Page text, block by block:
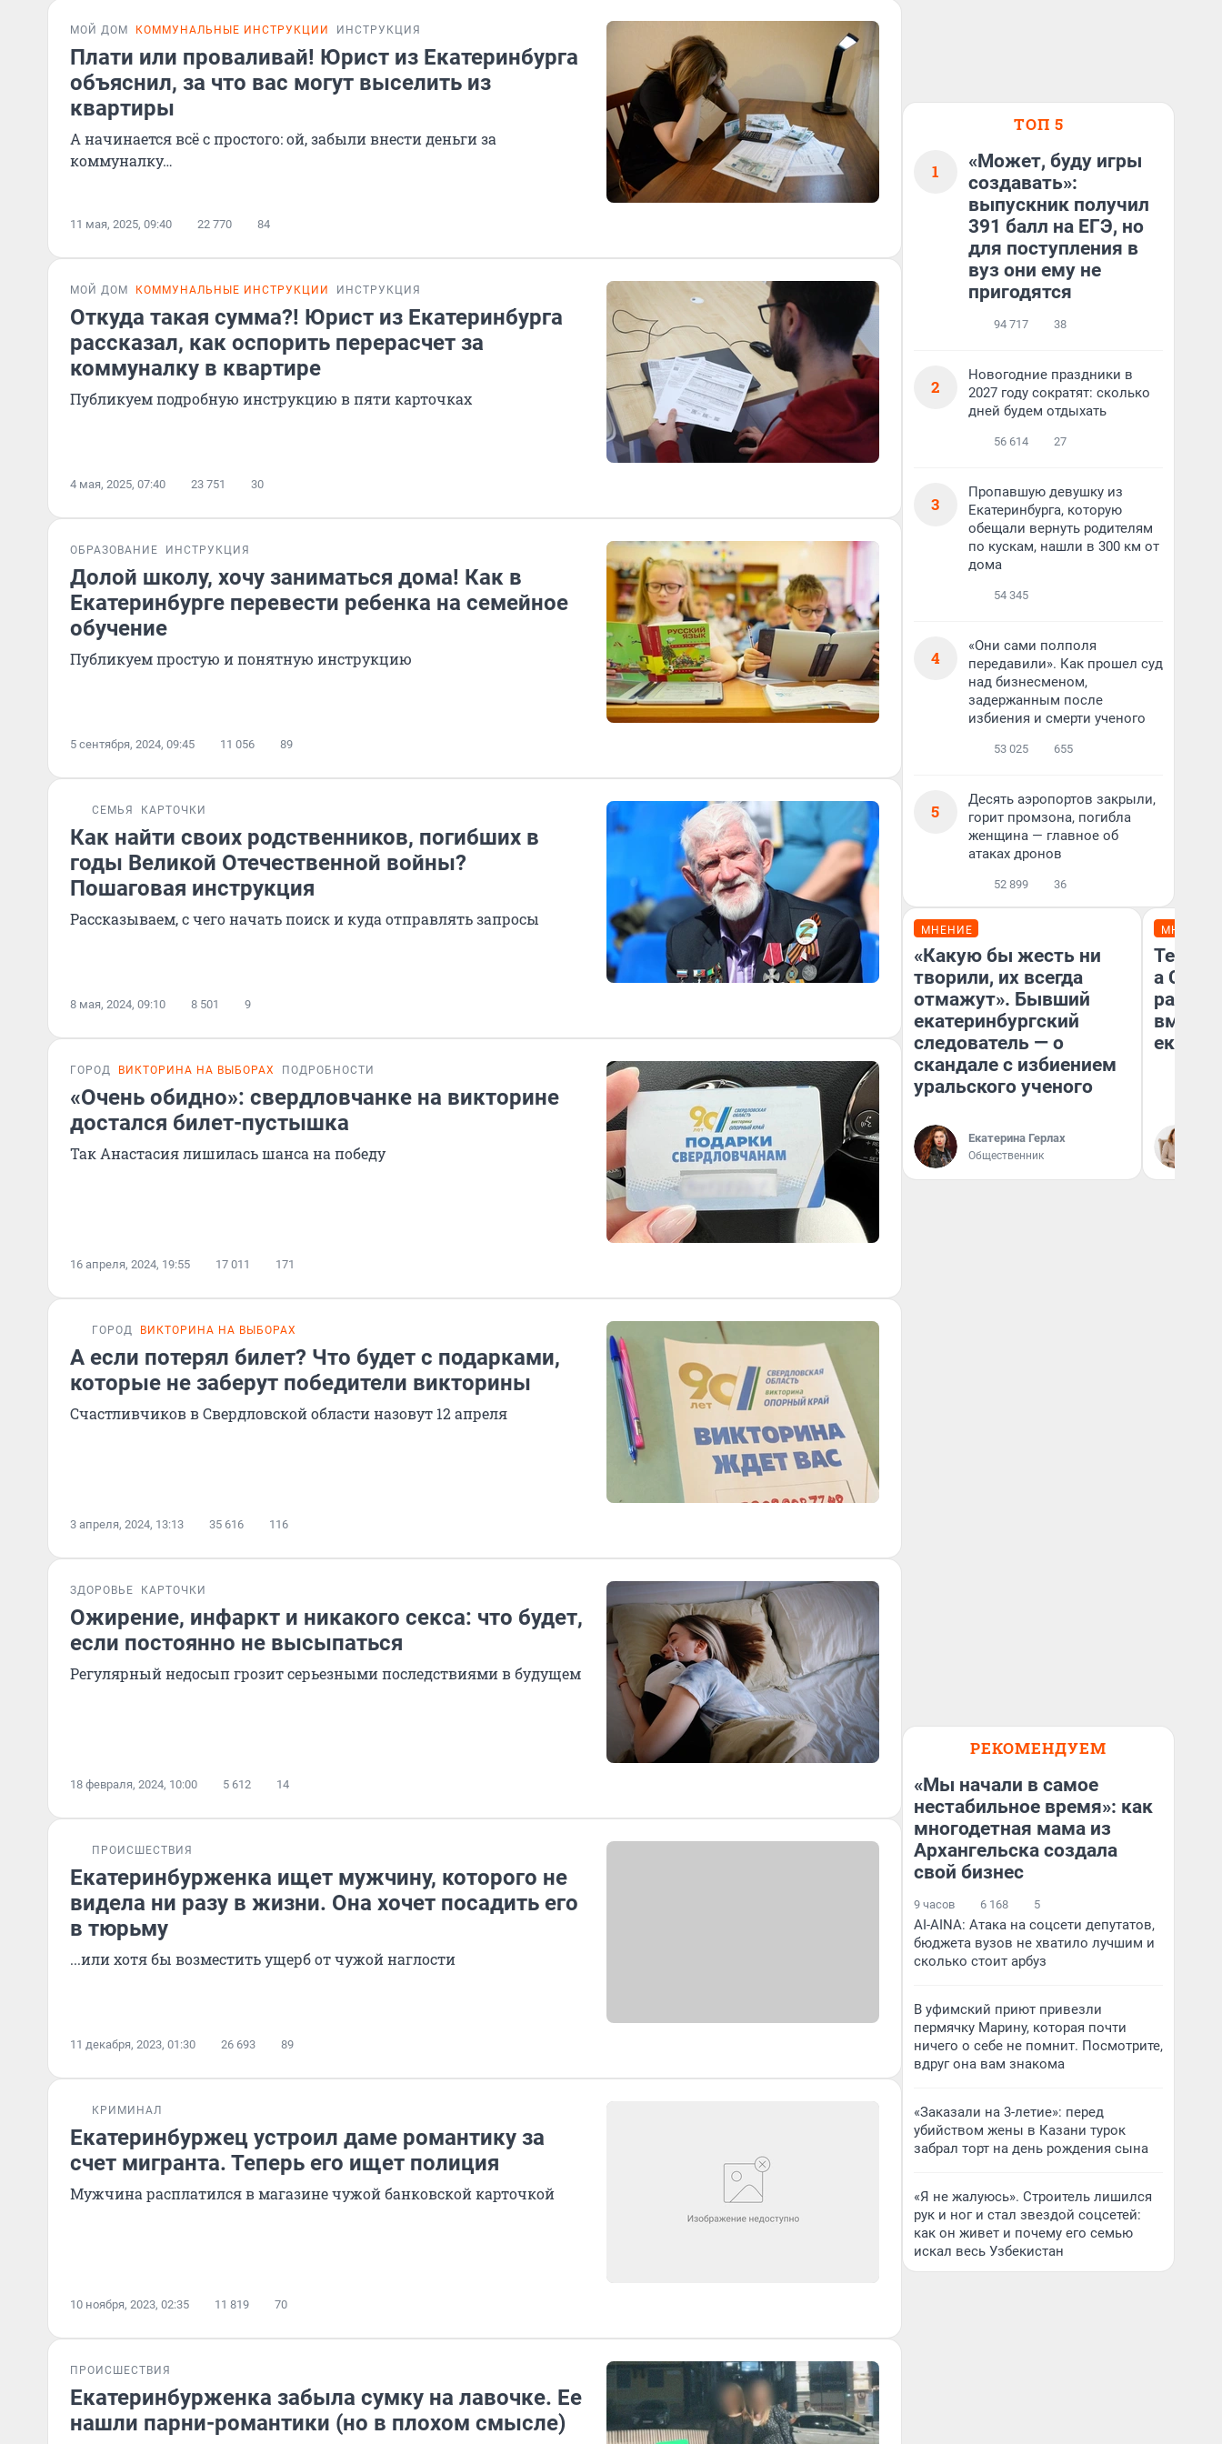
МОЙ ДОМ КОММУНАЛЬНЫЕ ИНСТРУКЦИИ ИНСТРУКЦИЯ
Плати или проваливай! Юрист из Екатеринбурга
объяснил, за что вас могут выселить из
квартиры
А начинается всё с простого: ой, забыли внести деньги за
коммуналку…
11 мая, 2025, 09:40 22 770 84
МОЙ ДОМ КОММУНАЛЬНЫЕ ИНСТРУКЦИИ ИНСТРУКЦИЯ
Откуда такая сумма?! Юрист из Екатеринбурга
рассказал, как оспорить перерасчет за
коммуналку в квартире
Публикуем подробную инструкцию в пяти карточках
4 мая, 2025, 07:40 23 751 30
ОБРАЗОВАНИЕ ИНСТРУКЦИЯ
Долой школу, хочу заниматься дома! Как в
Екатеринбурге перевести ребенка на семейное
обучение
Публикуем простую и понятную инструкцию
5 сентября, 2024, 09:45 11 056 89
СЕМЬЯ КАРТОЧКИ
Как найти своих родственников, погибших в
годы Великой Отечественной войны?
Пошаговая инструкция
Рассказываем, с чего начать поиск и куда отправлять запросы
8 мая, 2024, 09:10 8 501 9
ГОРОД ВИКТОРИНА НА ВЫБОРАХ ПОДРОБНОСТИ
«Очень обидно»: свердловчанке на викторине
достался билет-пустышка
Так Анастасия лишилась шанса на победу
16 апреля, 2024, 19:55 17 011 171
ГОРОД ВИКТОРИНА НА ВЫБОРАХ
А если потерял билет? Что будет с подарками,
которые не заберут победители викторины
Счастливчиков в Свердловской области назовут 12 апреля
3 апреля, 2024, 13:13 35 616 116
ЗДОРОВЬЕ КАРТОЧКИ
Ожирение, инфаркт и никакого секса: что будет,
если постоянно не высыпаться
Регулярный недосып грозит серьезными последствиями в будущем
18 февраля, 2024, 10:00 5 612 14
ПРОИСШЕСТВИЯ
Екатеринбурженка ищет мужчину, которого не
видела ни разу в жизни. Она хочет посадить его
в тюрьму
...или хотя бы возместить ущерб от чужой наглости
11 декабря, 2023, 01:30 26 693 89
КРИМИНАЛ
Екатеринбуржец устроил даме романтику за
счет мигранта. Теперь его ищет полиция
Мужчина расплатился в магазине чужой банковской карточкой
10 ноября, 2023, 02:35 11 819 70
ПРОИСШЕСТВИЯ
Екатеринбурженка забыла сумку на лавочке. Ее
нашли парни-романтики (но в плохом смысле)
ТОП 5
1
«Может, буду игры
создавать»:
выпускник получил
391 балл на ЕГЭ, но
для поступления в
вуз они ему не
пригодятся
94 717 38
2
Новогодние праздники в
2027 году сократят: сколько
дней будем отдыхать
56 614 27
3
Пропавшую девушку из
Екатеринбурга, которую
обещали вернуть родителям
по кускам, нашли в 300 км от
дома
54 345
4
«Они сами полполя
передавили». Как прошел суд
над бизнесменом,
задержанным после
избиения и смерти ученого
53 025 655
5
Десять аэропортов закрыли,
горит промзона, погибла
женщина — главное об
атаках дронов
52 899 36
МНЕНИЕ
«Какую бы жесть ни
творили, их всегда
отмажут». Бывший
екатеринбургский
следователь — о
скандале с избиением
уральского ученого
Екатерина Герлах
Общественник
МНЕНИЕ
а
РЕКОМЕНДУЕМ
«Мы начали в самое
нестабильное время»: как
многодетная мама из
Архангельска создала
свой бизнес
9 часов 6 168 5
AI-AINA: Атака на соцсети депутатов,
бюджета вузов не хватило лучшим и
сколько стоит арбуз
В уфимский приют привезли
пермячку Марину, которая почти
ничего о себе не помнит. Посмотрите,
вдруг она вам знакома
«Заказали на 3-летие»: перед
убийством жены в Казани турок
забрал торт на день рождения сына
«Я не жалуюсь». Строитель лишился
рук и ног и стал звездой соцсетей:
как он живет и почему его семью
искал весь Узбекистан